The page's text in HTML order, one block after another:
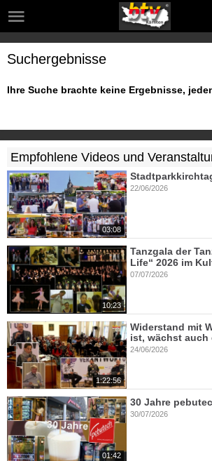
Suchergebnisse
Ihre Suche brachte keine Ergebnisse,
Empfohlene Videos und
03:08
22/06/2026
10:23
Tanzgala der
Life“ 2026 im
07/07/2026
1:22:56
Widerstand mit
ist, wächst auch
24/06/2026
01:42
30 Jahre
30/07/2026